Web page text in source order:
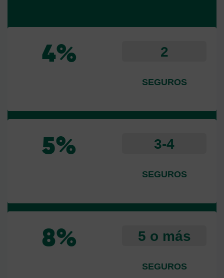
4% 2
SEGUROS
5% 3-4
SEGUROS
8% 5 o más
SEGUROS